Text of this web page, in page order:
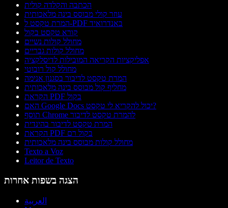
הכתבה והקלדה קולית
עוזר קולי מבוסס בינה מלאכותית
המרת טקסט ל-PDF באנדרואיד
קורא טקסט בקול
מחולל קולות נשיים
מחולל קולות גבריים
אפליקציות הקריאה המובילות לדיסלקציה
מחולל קול רובוטי
המרת טקסט לדיבור בסגנון אנימה
מחליף קול מבוסס בינה מלאכותית
הקראת PDF בקול
האם Google Docs יכול להקריא לי טקסט?
תוסף Chrome להמרת טקסט לדיבור
המרת טקסט לדיבור בהינדית
הקראת PDF בקול רם
מחולל קולות מבוסס בינה מלאכותית
Texto a Voz
Leitor de Texto
הצגה בשפות אחרות
العربية